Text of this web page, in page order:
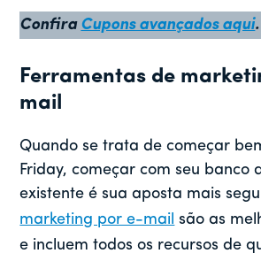
Confira Cupons avançados aqui.
Ferramentas de
mail
Quando se trata de começar
Friday, começar com seu banco
existente é sua aposta mais
marketing por e-mail são as
e incluem todos os recursos de